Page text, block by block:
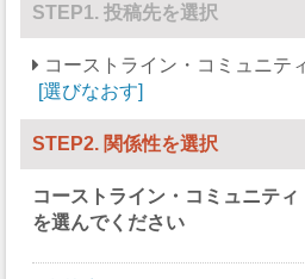
放火
STEP1. 投稿先を選択
コーストライン・コミュニテ
選びなおす
STEP2. 関係性を選択
コーストライン・コミュニティ
を選んでください